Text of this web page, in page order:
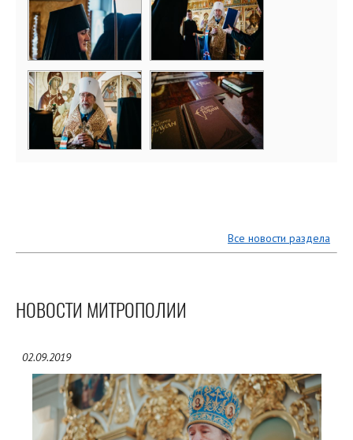
Все новости раздела
НОВОСТИ МИТРОПОЛИИ
02.09.2019